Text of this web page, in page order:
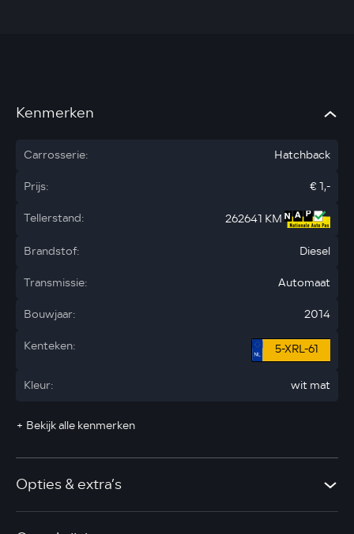
Kenmerken
Carrosserie:
Hatchback
Prijs:
€ 1,-
Tellerstand:
262641 KM
Brandstof:
Diesel
Transmissie:
Automaat
Bouwjaar:
2014
Kenteken:
5-XRL-61
Kleur: wit mat
+ Bekijk alle kenmerken
Opties & extra’s